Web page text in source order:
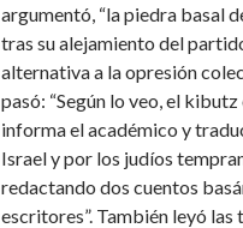
argumentó, “la piedra basal
tras su alejamiento del
alternativa a la opresión
pasó: “Según lo veo, el
informa el académico y
Israel y por los judíos
redactando dos cuentos
escritores”. También leyó